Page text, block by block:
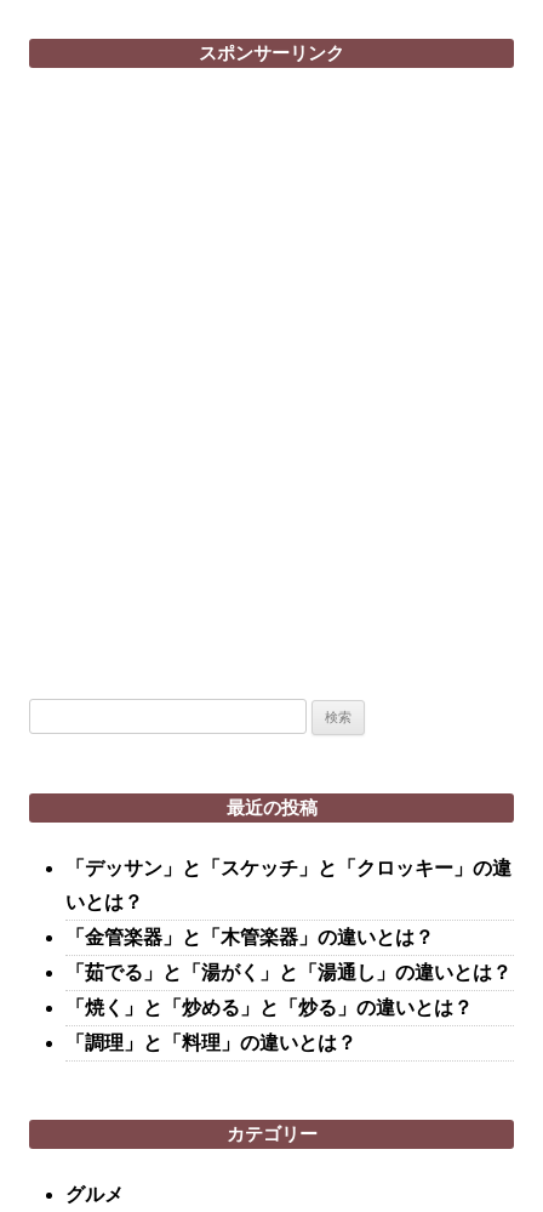
ビ
スポンサーリンク
最近の投稿
「デッサン」と「スケッチ」と「クロッキー」の違
いとは？
「金管楽器」と「木管楽器」の違いとは？
「茹でる」と「湯がく」と「湯通し」の違いとは？
「焼く」と「炒める」と「炒る」の違いとは？
「調理」と「料理」の違いとは？
カテゴリー
グルメ